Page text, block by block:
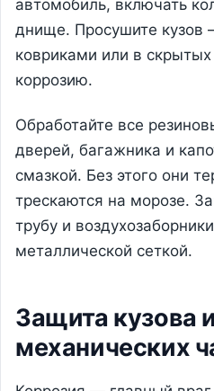
автомобиль, включать
днище. Просушите кузов
ковриками или в скрытых
коррозию.
Обработайте все
дверей, багажника и
смазкой. Без этого они
трескаются на морозе.
трубу и
металлической сеткой.
Защита кузова и
механических